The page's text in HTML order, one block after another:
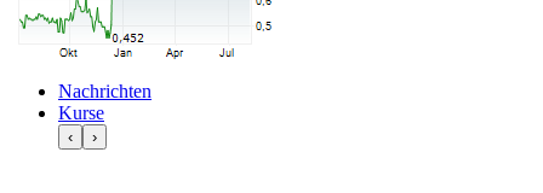
Nachrichten
Kurse
‹ ›